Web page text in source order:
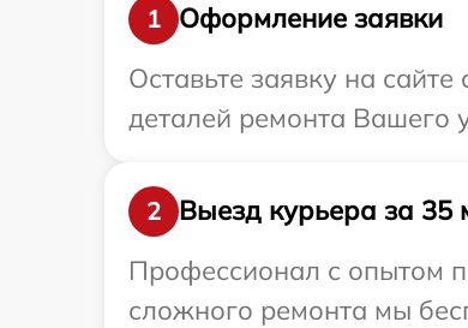
1
Оформление заявки
Оставьте заявку на
деталей ремонта Вашего
2
Выезд курьера за 35
Профессионал с опытом
сложного ремонта мы